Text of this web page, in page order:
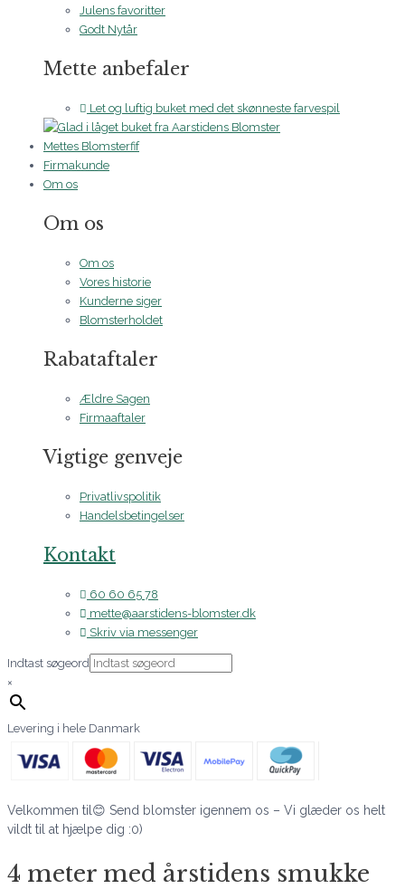
Julens favoritter
Godt Nytår
Mette anbefaler
Let og luftig buket med det skønneste farvespil
Mettes Blomsterfif
Firmakunde
Om os
Om os
Om os
Vores historie
Kunderne siger
Blomsterholdet
Rabataftaler
Ældre Sagen
Firmaaftaler
Vigtige genveje
Privatlivspolitik
Handelsbetingelser
Kontakt
60 60 65 78
mette@aarstidens-blomster.dk
Skriv via messenger
Indtast søgeord
×
Levering i hele Danmark
Velkommen til😊 Send blomster igennem os – Vi glæder os helt
vildt til at hjælpe dig :0)
4 meter med årstidens smukke